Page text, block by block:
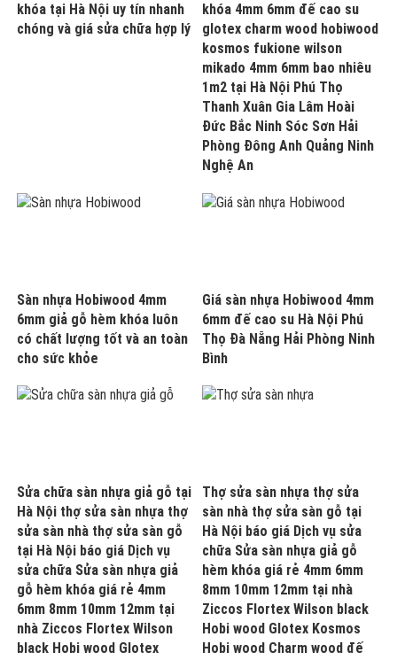
khóa tại Hà Nội uy tín nhanh
chóng và giá sửa chữa hợp lý
khóa 4mm 6mm đế cao su
glotex charm wood hobiwood
kosmos fukione wilson
mikado 4mm 6mm bao nhiêu
1m2 tại Hà Nội Phú Thọ
Thanh Xuân Gia Lâm Hoài
Đức Bắc Ninh Sóc Sơn Hải
Phòng Đông Anh Quảng Ninh
Nghệ An
Sàn nhựa Hobiwood 4mm
6mm giả gỗ hèm khóa luôn
có chất lượng tốt và an toàn
cho sức khỏe
Giá sàn nhựa Hobiwood 4mm
6mm đế cao su Hà Nội Phú
Thọ Đà Nẵng Hải Phòng Ninh
Bình
Sửa chữa sàn nhựa giả gỗ tại
Hà Nội thợ sửa sàn nhựa thợ
sửa sàn nhà thợ sửa sàn gỗ
tại Hà Nội báo giá Dịch vụ
sửa chữa Sửa sàn nhựa giả
gỗ hèm khóa giá rẻ 4mm
6mm 8mm 10mm 12mm tại
nhà Ziccos Flortex Wilson
black Hobi wood Glotex
Thợ sửa sàn nhựa thợ sửa
sàn nhà thợ sửa sàn gỗ tại
Hà Nội báo giá Dịch vụ sửa
chữa Sửa sàn nhựa giả gỗ
hèm khóa giá rẻ 4mm 6mm
8mm 10mm 12mm tại nhà
Ziccos Flortex Wilson black
Hobi wood Glotex Kosmos
Hobi wood Charm wood đế